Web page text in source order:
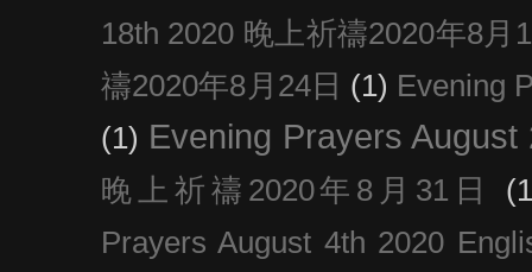
18th 2020 晚上祈禱2020年8月
禱2020年8月24日 (1) Evening
(1) Evening Prayers August
晚上祈禱2020年8月31日
Prayers August 4th 2020